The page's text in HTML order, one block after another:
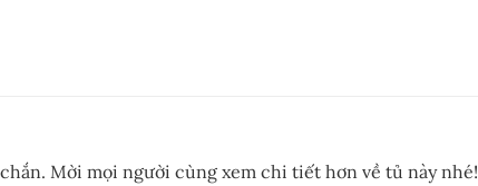
Mời mọi người cùng xem chi tiết hơn về tủ này nhé!